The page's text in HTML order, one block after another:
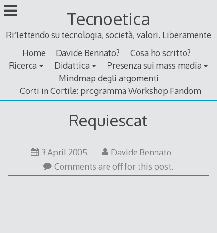
Skip
to
Tecnoetica
Riflettendo su tecnologia, società, valori. Liberamente
Home
Davide Bennato?
Cosa ho scritto?
Ricerca
Didattica
Presenza sui mass media
Mindmap degli argomenti
Corti in Cortile: programma Workshop Fandom
Requiescat
3 April 2005
Davide Bennato
Comments are off for this post.